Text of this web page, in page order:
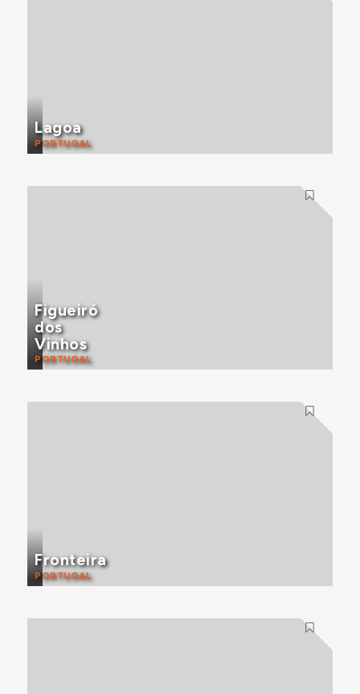
Lagoa
PORTUGAL
Figueiró
dos
Vinhos
PORTUGAL
Fronteira
PORTUGAL